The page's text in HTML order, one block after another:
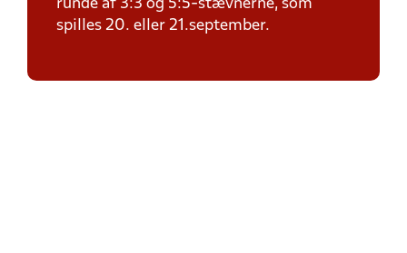
runde af 3:3 og 5:5-stævnerne, som
spilles 20. eller 21.september.